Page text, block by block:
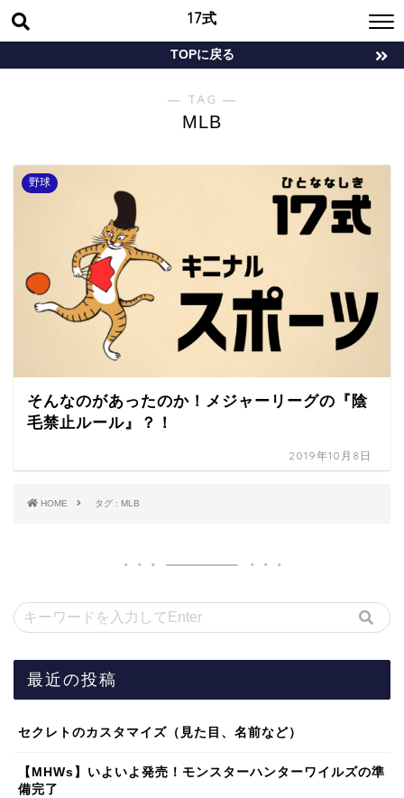
17式
TOPに戻る
― TAG ―
MLB
野球
そんなのがあったのか！メジャーリーグの『陰
毛禁止ルール』？！
2019年10月8日
HOME タグ : MLB
最近の投稿
セクレトのカスタマイズ（見た目、名前など）
【MHWs】いよいよ発売！モンスターハンターワイルズの準
備完了